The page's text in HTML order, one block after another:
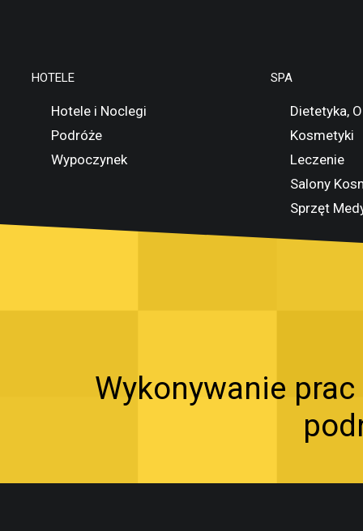
HOTELE
Hotele i Noclegi
Podróże
Wypoczynek
SPA
Dietetyka,
Kosmetyki
Leczenie
Salony
Sprzęt
Wykonywanie